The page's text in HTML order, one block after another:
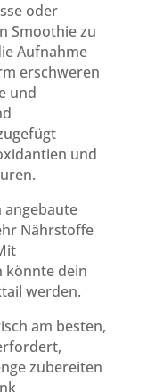
oder
Smoothie zu
Aufnahme
erschweren
und
und
angebaute
Nährstoffe
könnte dein
werden.
am besten,
zubereiten